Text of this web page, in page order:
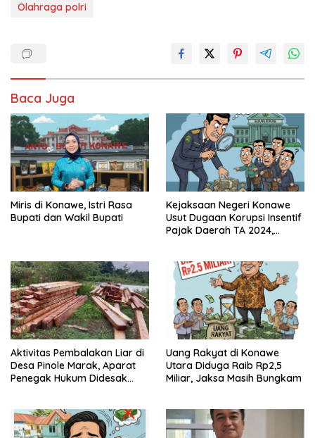
Olahraga polri
Baca Juga
Miris di Konawe, Istri Rasa
Bupati dan Wakil Bupati
Kejaksaan Negeri Konawe
Usut Dugaan Korupsi Insentif
Pajak Daerah TA 2024,
Aktivitas Pembalakan Liar di
Desa Pinole Marak, Aparat
Penegak Hukum Didesak
Uang Rakyat di Konawe
Utara Diduga Raib Rp2,5
Miliar, Jaksa Masih Bungkam